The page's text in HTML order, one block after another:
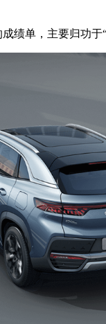
绩单，主要归功